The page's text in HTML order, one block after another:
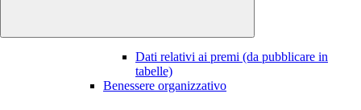
Dati relativi ai premi (da pubblicare in
tabelle)
Benessere organizzativo